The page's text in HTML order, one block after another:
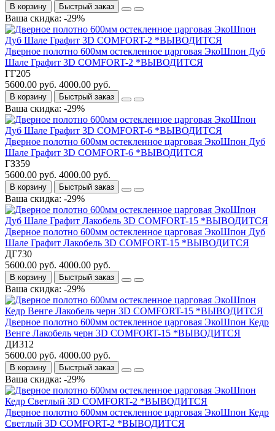
В корзину Быстрый заказ
Ваша скидка: -29%
Дверное полотно 600мм остекленное царговая ЭкоШпон Дуб
Шале Графит 3D COMFORT-2 *ВЫВОДИТСЯ
ГГ205
5600.00 руб. 4000.00 руб.
В корзину Быстрый заказ
Ваша скидка: -29%
Дверное полотно 600мм остекленное царговая ЭкоШпон Дуб
Шале Графит 3D COMFORT-6 *ВЫВОДИТСЯ
ГЗ359
5600.00 руб. 4000.00 руб.
В корзину Быстрый заказ
Ваша скидка: -29%
Дверное полотно 600мм остекленное царговая ЭкоШпон Дуб
Шале Графит Лакобель 3D COMFORT-15 *ВЫВОДИТСЯ
ДГ730
5600.00 руб. 4000.00 руб.
В корзину Быстрый заказ
Ваша скидка: -29%
Дверное полотно 600мм остекленное царговая ЭкоШпон Кедр
Венге Лакобель черн 3D COMFORT-15 *ВЫВОДИТСЯ
ДИ312
5600.00 руб. 4000.00 руб.
В корзину Быстрый заказ
Ваша скидка: -29%
Дверное полотно 600мм остекленное царговая ЭкоШпон Кедр
Светлый 3D COMFORT-2 *ВЫВОДИТСЯ